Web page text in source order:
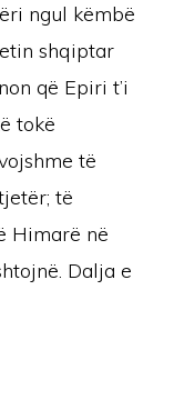
ngul këmbë
shqiptar
që Epiri t’i
tokë
të
të
Himarë në
Dalja e